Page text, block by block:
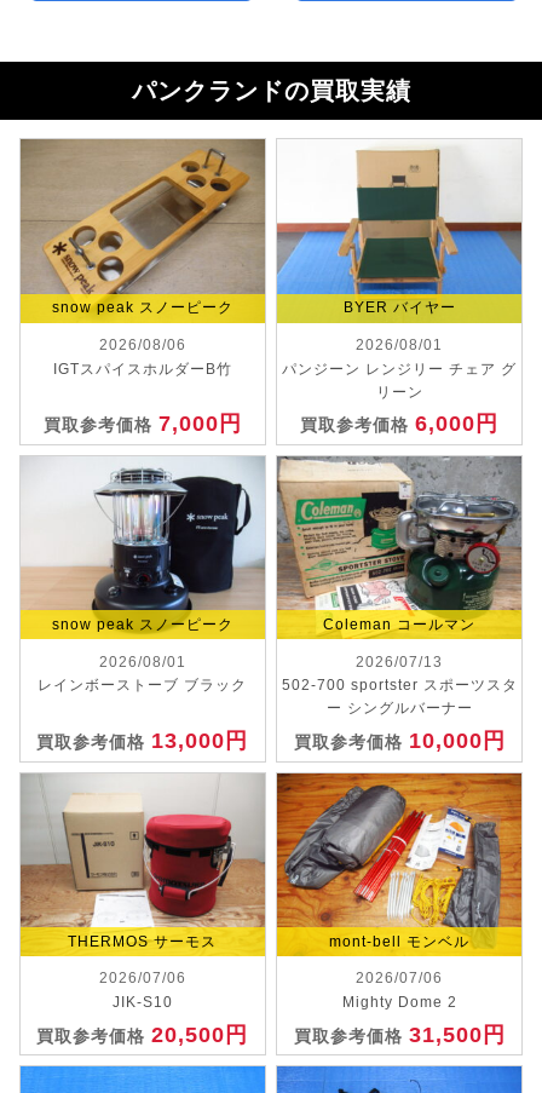
パンクランドの買取実績
snow peak スノーピーク
2026/08/06
IGTスパイスホルダーB竹
買取参考価格 7,000円
BYER バイヤー
2026/08/01
パンジーン レンジリー チェア グ
リーン
買取参考価格6,000円
snow peak スノーピーク
2026/08/01
レインボーストーブ ブラック
買取参考価格 13,000円
Coleman コールマン
2026/07/13
502-700 sportster スポーツスタ
ー シングルバーナー
買取参考価格 10,000円
THERMOS サーモス
2026/07/06
JIK-S10
買取参考価格20,500円
mont-bell モンベル
2026/07/06
Mighty Dome 2
買取参考価格 31,500円